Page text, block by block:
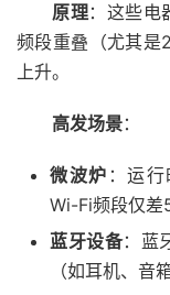
原理：这些电
频段重叠（尤其是
上升。
高发场景：
微波炉 ：运
Wi-Fi频段仅差
蓝牙设备：蓝
（如耳机、音